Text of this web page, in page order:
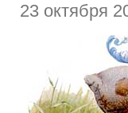
23 октября